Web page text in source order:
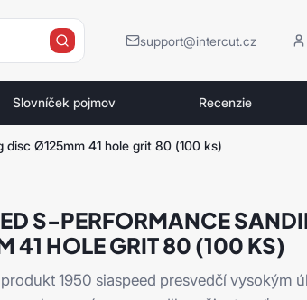
support@intercut.cz
Slovníček pojmov Recenzie
Ø125mm 41 hole grit 80 (100 ks)
S-PERFORMANCE
41 HOLE GRIT 80 (100 KS)
1950 siaspeed presvedčí vysokým